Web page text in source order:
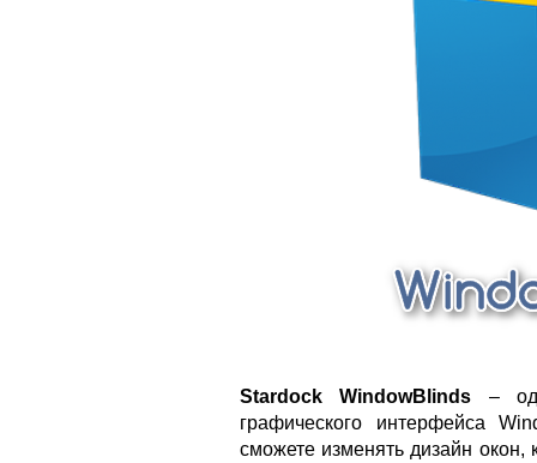
Stardock WindowBlinds –
графического интерфейса
сможете изменять дизайн окон,